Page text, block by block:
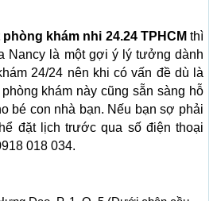
phòng khám nhi 24.24 TPHCM thì
Nancy là một gợi ý lý tưởng dành
24/24 nên khi có vấn đề dù là
khám này cũng sẵn sàng hỗ
bé con nhà bạn. Nếu bạn sợ phải
đặt lịch trước qua số điện thoại
018 034.